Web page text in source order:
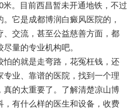
米。目前西昌暂未开通地铁，不过
它是成都博润白癜风医院的，
、交流，甚至公益慈善方面，都
量的专业机构吧。
怕的就是走弯路，花冤枉钱，还
专业、靠谱的医院，找到一个理
真的太重要了。了解清楚凉山博
，有什么样的医生和设备，收费